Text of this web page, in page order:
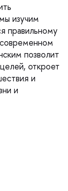
изучим
правильному
позволит
откроет
и
и